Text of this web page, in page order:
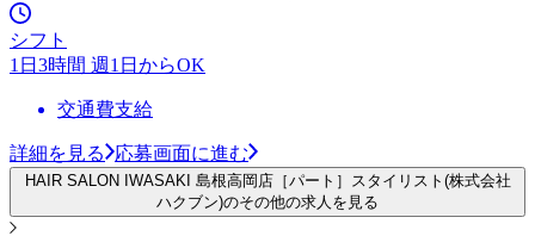
シフト
1日3時間 週1日からOK
交通費支給
詳細を見る 応募画面に進む
HAIR SALON IWASAKI 島根高岡店［パート］スタイリスト(株式会社
ハクブン)のその他の求人を見る